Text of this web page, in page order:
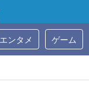
エンタメ ゲーム